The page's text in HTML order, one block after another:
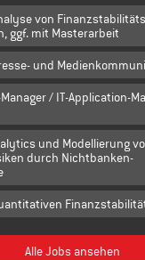
von
ggf. mit Masterarbeit
und
/ IT-Application-
und Modellierung
durch Nichtbanken-
Alle Jobs ansehen